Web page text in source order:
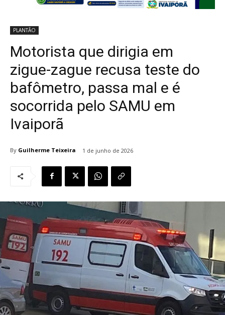
PLANTÃO
Motorista que dirigia em
zigue-zague recusa teste do
bafômetro, passa mal e é
socorrida pelo SAMU em
Ivaiporã
By Guilherme Teixeira 1 de junho de 2026